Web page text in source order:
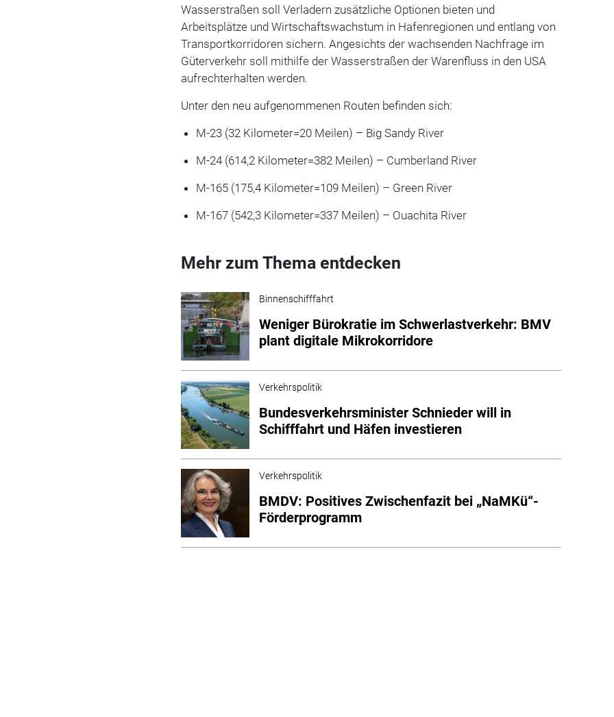
Wasserstraßen soll Verladern zusätzliche Optionen bieten und
Arbeitsplätze und Wirtschaftswachstum in Hafenregionen und entlang von
Transportkorridoren sichern. Angesichts der wachsenden Nachfrage im
Güterverkehr soll mithilfe der Wasserstraßen der Warenfluss in den USA
aufrechterhalten werden.
Unter den neu aufgenommenen Routen befinden sich:
M-23 (32 Kilometer=20 Meilen) – Big Sandy River
M-24 (614,2 Kilometer=382 Meilen) – Cumberland River
M-165 (175,4 Kilometer=109 Meilen) – Green River
M-167 (542,3 Kilometer=337 Meilen) – Ouachita River
Mehr zum Thema entdecken
Binnenschifffahrt
Weniger Bürokratie im Schwerlastverkehr: BMV
plant digitale Mikrokorridore
Verkehrspolitik
Bundesverkehrsminister Schnieder will in
Schifffahrt und Häfen investieren
Verkehrspolitik
BMDV: Positives Zwischenfazit bei „NaMKü“-
Förderprogramm